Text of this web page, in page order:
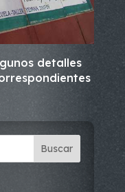
detalles
Buscar